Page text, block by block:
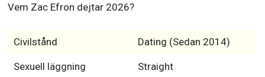
Vem Zac Efron dejtar 2026?
Civilstånd Dating (Sedan 2014)
Sexuell läggning Straight